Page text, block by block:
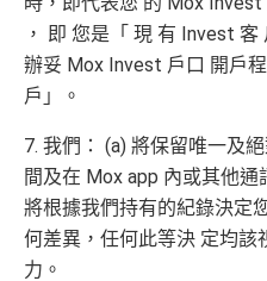
里先生Mox 邀請碼賺額
請表格
✅ Mox 信用卡 4 大優
2% 現金回贈 或 無上限
要於簽賬前成為
Mox+
會
有消費 (包括網購、食飯)
行卡更爽快。係非常之好
， 即 您是「 現 有 Invest
辦妥 Mox Invest 戶口 開戶
戶」。
7. 我們： (a) 將保留唯一及
間及在 Mox app 內或其他
將根據我們持有的紀錄決定
何差異，任何此等決 定均該
力。